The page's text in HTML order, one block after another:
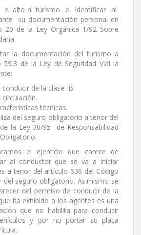
alto al turismo e identificar al
su documentación personal en
20 de la Ley Orgánica 1/92 Sobre
la documentación del turismo a
de la Ley de Seguridad Vial la
conducir de la clase B.
técnicas.
del seguro obligatorio a tenor del
la Ley 30/95 de Responsabilidad
el ejercicio que carece de
al conductor que se va a iniciar
a tenor del artí­culo 636 del Código
del seguro obligatorio. Asimismo se
del permiso de conducir de la
ha exhibido a los agentes es una
que no habilita para conducir
y por no portar su placa